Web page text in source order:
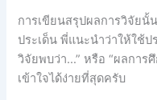
การเขียนสรุปผลการวิจัยนั้
ประเด็น พี่แนะนำว่าให้ใช้
วิจัยพบว่า…” หรือ “ผลการ
เข้าใจได้ง่ายที่สุดครับ